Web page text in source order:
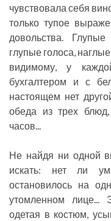
чувствовала себя
только тупое
довольства.
глупые голоса,
видимому, у
бухгалтером и с
настоящем нет
обеда из трех
часов...
Не найдя ни одной
искать: нет ли
остановилось на
утомленном лице...
одетая в костюм,